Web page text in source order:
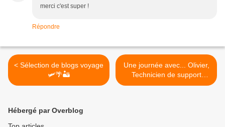
merci c'est super !
Répondre
< Sélection de blogs voyage
🛩🌴🏜
Une journée avec... Olivier,
Technicien de support
d'Overblog. >
Hébergé par Overblog